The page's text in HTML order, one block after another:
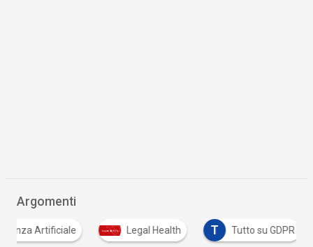
Argomenti
Artificiale Legal Health T Tutto su GDPR